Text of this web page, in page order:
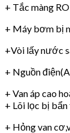
+ Tắc màng RO
+ Máy bơm bị
+Vòi lấy nước
+ Nguồn
+ Van áp cao
+ Lõi lọc bị bẩn
+ Hỏng van